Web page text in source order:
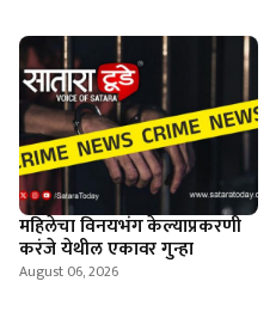
महिलेचा विनयभंग केल्याप्रकरणी
करंजे येथील एकावर गुन्हा
August 06, 2026